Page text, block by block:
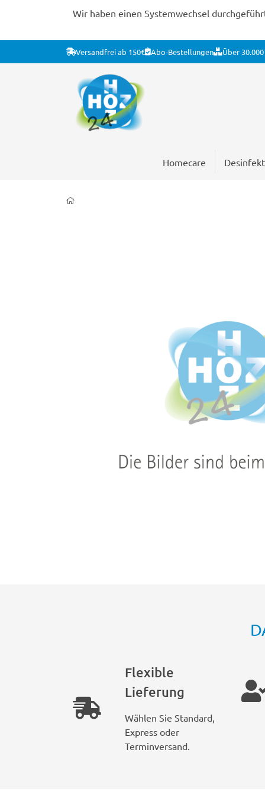
Wir haben einen Systemwechsel
Versandfrei ab 150€ Abo-Bestellungen Über
Homecare
Flexible
Lieferung
Wählen Sie Standard,
Express oder
Terminversand.